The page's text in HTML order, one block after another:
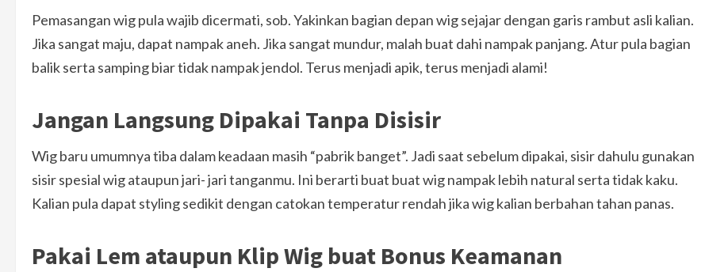
Pemasangan wig pula wajib dicermati, sob. Yakinkan bagian depan wig sejajar dengan garis rambut asli kalian.
Jika sangat maju, dapat nampak aneh. Jika sangat mundur, malah buat dahi nampak panjang. Atur pula bagian
balik serta samping biar tidak nampak jendol. Terus menjadi apik, terus menjadi alami!
Jangan Langsung Dipakai Tanpa Disisir
Wig baru umumnya tiba dalam keadaan masih “pabrik banget”. Jadi saat sebelum dipakai, sisir dahulu gunakan
sisir spesial wig ataupun jari- jari tanganmu. Ini berarti buat buat wig nampak lebih natural serta tidak kaku.
Kalian pula dapat styling sedikit dengan catokan temperatur rendah jika wig kalian berbahan tahan panas.
Pakai Lem ataupun Klip Wig buat Bonus Keamanan